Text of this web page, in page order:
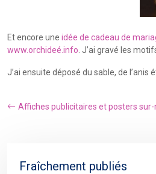
Et encore uneidée de cadeau de
www.orchideé.info . J’ai gravé les
J’ai ensuite déposé du sable, de
Affiches publicitaires et posters
Fraîchement publiés